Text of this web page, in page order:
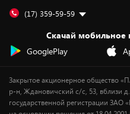
Подарочные карты
Для компьютеров
Сервисные центры
Оплата частями
Новинки
(17) 359-59-59
Скачай
GooglePlay
Закрытое акционерное общество
р-н, Ждановичский с/с, 53, вблизи
государственной регистрации